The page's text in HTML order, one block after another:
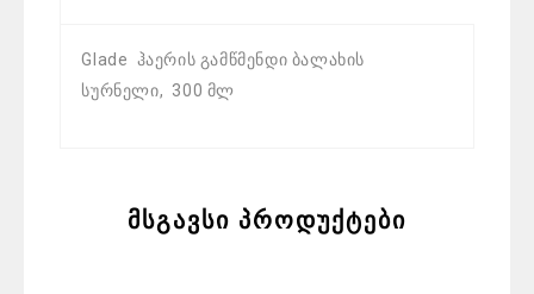
Glade ჰაერის გამწმენდი ბალახის
სურნელი, 300 მლ
მსგავსი პროდუქტები